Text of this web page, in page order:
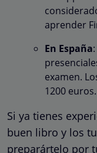
aprender
En España
examen.
1200 euros.
Si ya tienes
buen libro y los
preparártelo por